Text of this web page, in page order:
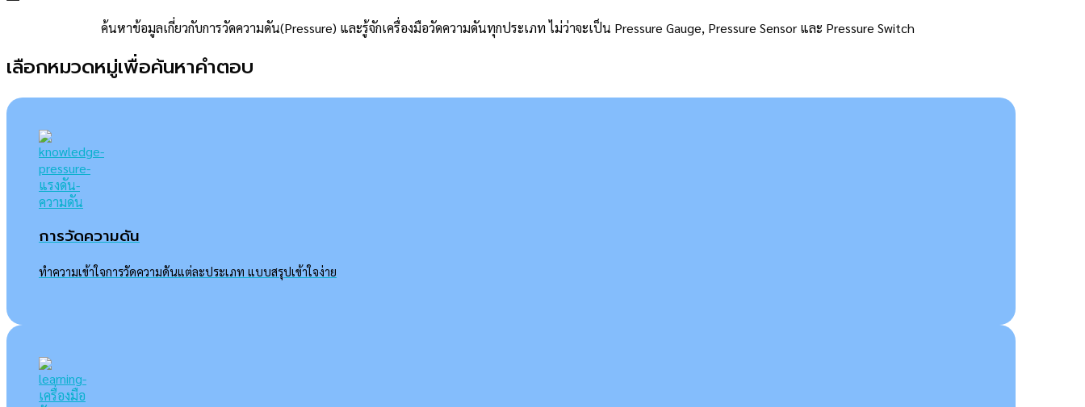
ค้นหาข้อมูลเกี่ยวกับการวัดความดัน(Pressure) และรู้จักเครื่องมือวัดความดันทุกประเภท ไม่ว่าจะเป็น Pressure Gauge, Pressure Sensor และ Pressure Switch
เลือกหมวดหมู่เพื่อค้นหาคำตอบ
การวัดความดัน
ทำความเข้าใจการวัดความดันแต่ละประเภท แบบสรุปเข้าใจง่าย